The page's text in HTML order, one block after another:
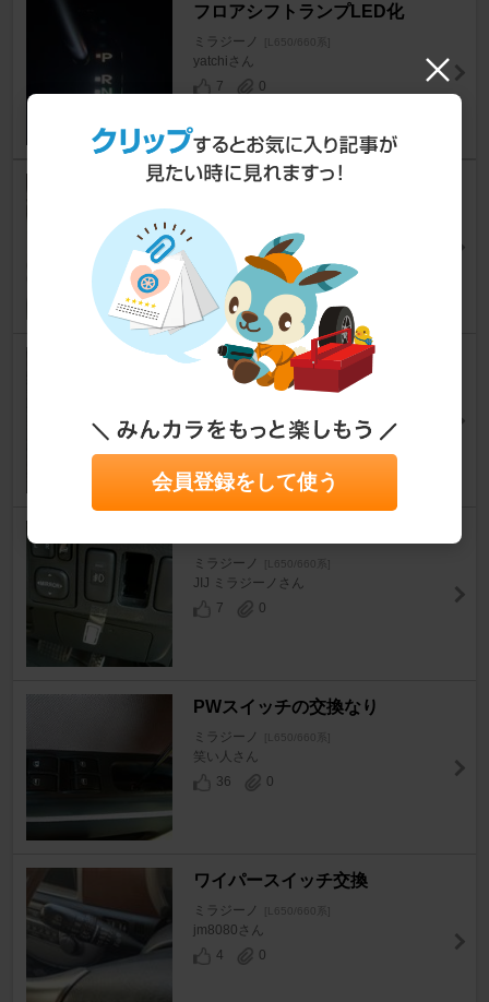
フロアシフトランプLED化
ミラジーノ [L650/660系]
yatchiさん
7
0
コペンのシフトノブに交換
ミラジーノ
ピノポルテさん
1
ATプッシュ式シフトノブ変
更〜‼️
ミラジーノ [L650/660系]
M-Ginoさん
ミラジーノ [L650/660系]
JIJ ミラジーノさん
7
0
PWスイッチの交換なり
ミラジーノ [L650/660系]
笑い人さん
36
0
ワイパースイッチ交換
ミラジーノ [L650/660系]
jm8080さん
4
0
会員登録をして使う